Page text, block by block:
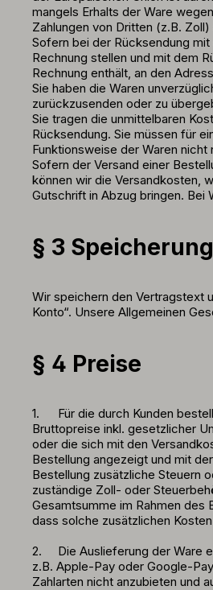
mangels Erhalts der Ware
Zahlungen von Dritten (z.B.
Sofern bei der Rücksendung
Rechnung stellen und mit dem
Rechnung enthält, an den
Sie haben die Waren
zurückzusenden oder zu
Sie tragen die unmittelbaren
Rücksendung. Sie müssen für
Funktionsweise der Waren
Sofern der Versand einer
können wir die Versandkosten,
Gutschrift in Abzug bringen. Bei
§ 3
Wir speichern den Vertragstext
Konto“. Unsere Allgemeinen
§ 4 Preise
1.
Für die durch Kunden
Bruttopreise inkl. gesetzlicher
oder die sich mit den
Bestellung angezeigt und mit
Bestellung zusätzliche Steuern
zuständige Zoll- oder
Gesamtsumme im Rahmen des
dass solche zusätzlichen
2.
Die Auslieferung der Ware
z.B. Apple-Pay oder Google-
Zahlarten nicht anzubieten und